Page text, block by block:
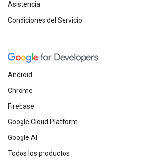
Asistencia
Condiciones del Servicio
Android
Chrome
Firebase
Google Cloud Platform
Google AI
Todos los productos